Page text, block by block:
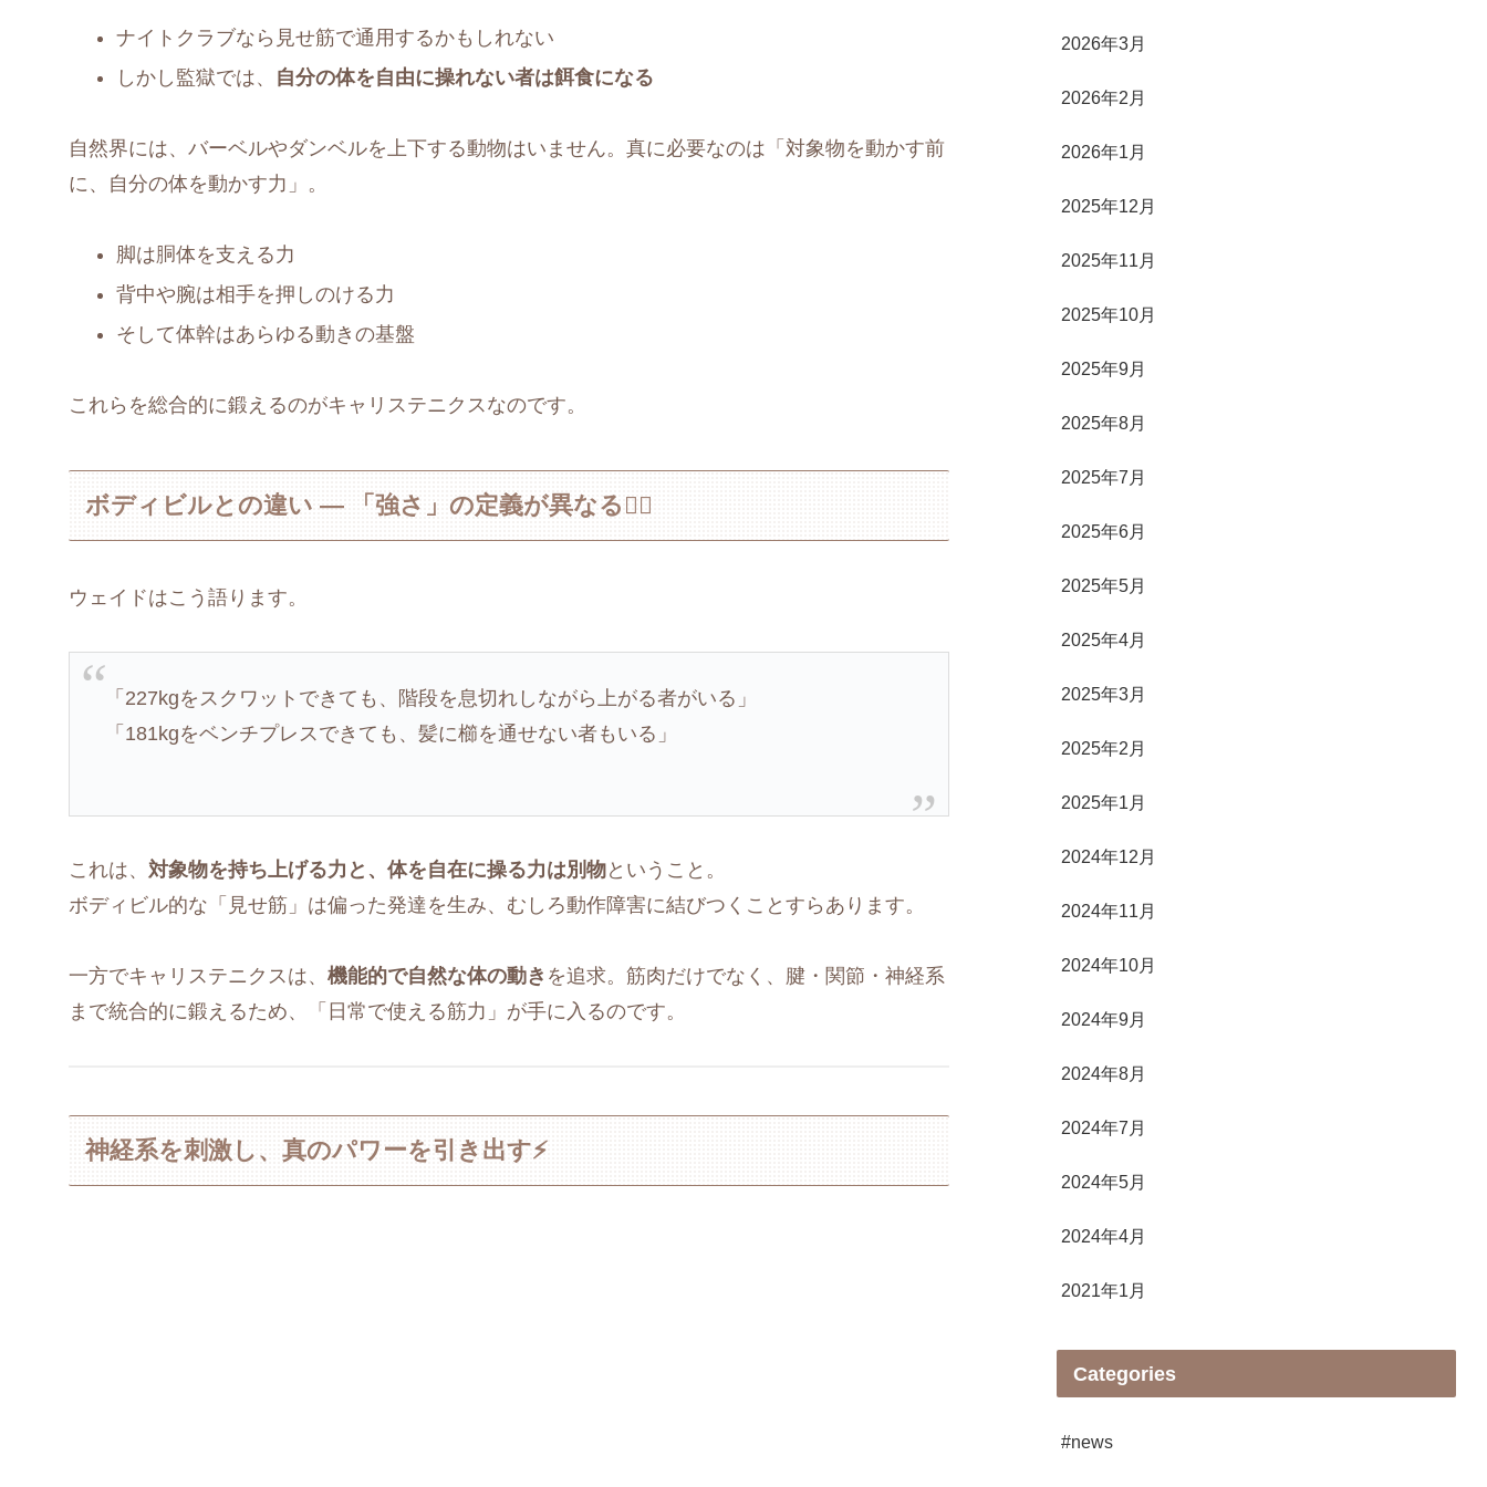
ナイトクラブなら見せ筋で通用するかもしれない
しかし監獄では、 自分の体を自由に操れない者は餌食になる
自然界には、バーベルやダンベルを上下する動物はいません。真に必要なのは「対象物を動かす前
に、自分の体を動かす力」。
脚は胴体を支える力
背中や腕は相手を押しのける力
そして体幹はあらゆる動きの基盤
これらを総合的に鍛えるのがキャリステニクスなのです。
ボディビルとの違い ― 「強さ」の定義が異なる🏋️‍♂️
ウェイドはこう語ります。
「227kgをスクワットできても、階段を息切れしながら上がる者がいる」
「181kgをベンチプレスできても、髪に櫛を通せない者もいる」
これは、 対象物を持ち上げる力と、体を自在に操る力は別物ということ。
ボディビル的な「見せ筋」は偏った発達を生み、むしろ動作障害に結びつくことすらあります。
一方でキャリステニクスは、 機能的で自然な体の動き を追求。筋肉だけでなく、腱・関節・神経系
まで統合的に鍛えるため、「日常で使える筋力」が手に入るのです。
神経系を刺激し、真のパワーを引き出す⚡
2026年3月
2026年2月
2026年1月
2025年12月
2025年11月
2025年10月
2025年9月
2025年8月
2025年7月
2025年6月
2025年5月
2025年4月
2025年3月
2025年2月
2025年1月
2024年12月
2024年11月
2024年10月
2024年9月
2024年8月
2024年7月
2024年5月
2024年4月
2021年1月
Categories
#news